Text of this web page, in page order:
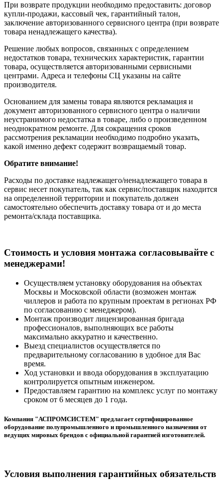
При возврате продукции необходимо предоставить: договор
купли-продажи, кассовый чек, гарантийный талон,
заключение авторизованного сервисного центра (при возврате
товара ненадлежащего качества).
Решение любых вопросов, связанных с определением
недостатков товара, технических характеристик, гарантии
товара, осуществляется авторизованными сервисными
центрами. Адреса и телефоны СЦ указаны на сайте
производителя.
Основанием для замены товара являются рекламация и
документ авторизованного сервисного центра о наличии
неустранимого недостатка в товаре, либо о произведенном
неоднократном ремонте. Для сокращения сроков
рассмотрения рекламации необходимо подробно указать,
какой именно дефект содержит возвращаемый товар.
Обратите внимание!
Расходы по доставке надлежащего/ненадлежащего товара в
сервис несет покупатель, так как сервис/поставщик находится
на определенной территории и покупатель должен
самостоятельно обеспечить доставку товара от и до места
ремонта/склада поставщика.
Cтоимость и условия монтажа согласовывайте с
менеджерами!
Осуществляем установку оборудования на объектах
Москвы и Московской области (возможен монтаж
чиллеров и работа по крупным проектам в регионах РФ
по согласованию с менеджером).
Монтаж производит лицензированная бригада
профессионалов, выполняющих все работы
максимально аккуратно и качественно.
Выезд специалистов осуществляется по
предварительному согласованию в удобное для Вас
время.
Ход установки и ввода оборудования в эксплуатацию
контролируется опытным инженером.
Предоставляем гарантию на комплекс услуг по монтажу
сроком от 6 месяцев до 1 года.
Компания "АСПРОМСИСТЕМ" предлагает сертифицированное
оборудование полупромышленного и промышленного назначения от
ведущих мировых брендов с официальной гарантией изготовителей.
Условия выполнения гарантийных обязательств